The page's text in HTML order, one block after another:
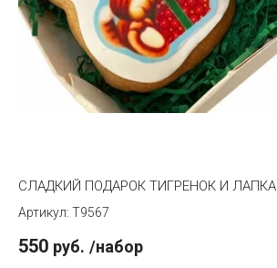
СЛАДКИЙ ПОДАРОК ТИГРЕНОК И ЛАПКА
T9567
550 руб. /набор